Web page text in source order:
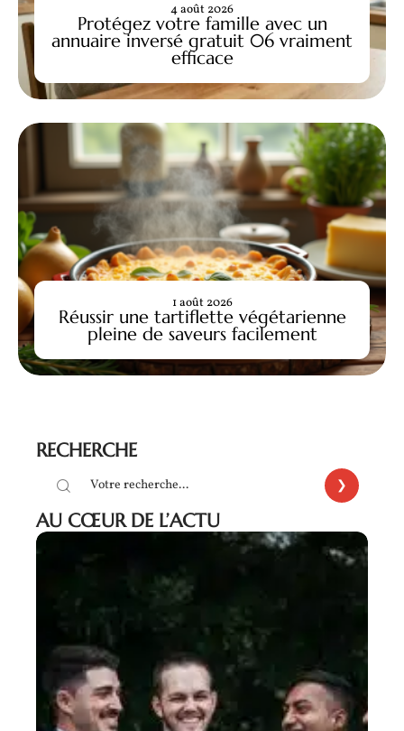
Protégez votre famille avec un
annuaire inversé gratuit 06 vraiment
efficace
4 août 2026
Réussir une tartiflette végétarienne
pleine de saveurs facilement
1 août 2026
RECHERCHE
AU CŒUR DE L’ACTU